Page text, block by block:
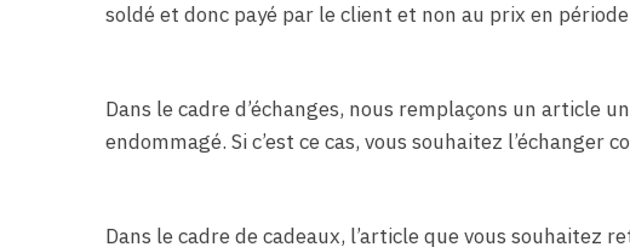
soldé et donc payé par le client et non au prix en
Dans le cadre d’échanges, nous remplaçons un article
endommagé. Si c’est ce cas, vous souhaitez
Dans le cadre de cadeaux, l’article que vous souhaitez